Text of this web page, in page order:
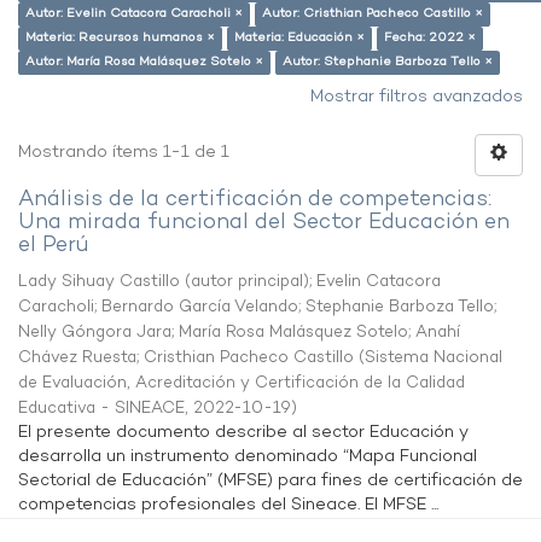
Autor: Evelin Catacora Caracholi ×
Autor: Cristhian Pacheco Castillo ×
Materia: Recursos humanos ×
Materia: Educación ×
Fecha: 2022 ×
Autor: María Rosa Malásquez Sotelo ×
Autor: Stephanie Barboza Tello ×
Mostrar filtros avanzados
Mostrando ítems 1-1 de 1
Análisis de la certificación de competencias:
Una mirada funcional del Sector Educación en
el Perú
Lady Sihuay Castillo (autor principal); Evelin Catacora
Caracholi; Bernardo García Velando; Stephanie Barboza Tello;
Nelly Góngora Jara; María Rosa Malásquez Sotelo; Anahí
Chávez Ruesta; Cristhian Pacheco Castillo (Sistema Nacional
de Evaluación, Acreditación y Certificación de la Calidad
Educativa - SINEACE, 2022-10-19)
El presente documento describe al sector Educación y
desarrolla un instrumento denominado “Mapa Funcional
Sectorial de Educación” (MFSE) para fines de certificación de
competencias profesionales del Sineace. El MFSE ...